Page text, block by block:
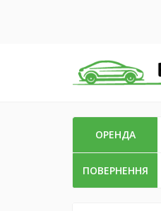
ОРЕНДА
ПОВЕРНЕННЯ